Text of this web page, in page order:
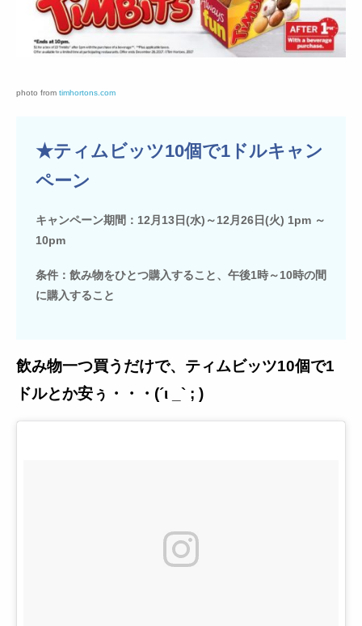
photo from timhortons.com
★ティムビッツ10個で1ドルキャン
ペーン
キャンペーン期間：12月13日(水)～12月26日(火) 1pm ～
10pm
条件：飲み物をひとつ購入すること、午後1時～10時の間
に購入すること
飲み物一つ買うだけで、ティムビッツ10個で1
ドルとか安ぅ・・・(´ι _` ; )